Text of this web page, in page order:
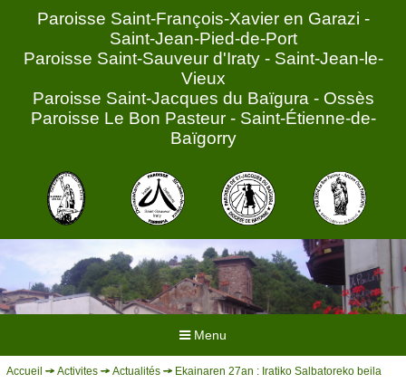
Paroisse Saint-François-Xavier en Garazi -
Saint-Jean-Pied-de-Port
Paroisse Saint-Sauveur d'Iraty - Saint-Jean-le-
Vieux
Paroisse Saint-Jacques du Baïgura - Ossès
Paroisse Le Bon Pasteur - Saint-Étienne-de-
Baïgorry
Menu
ACCUEIL
Accueil Activites Actualités Ekainaren 27an : Iratiko Salbatoreko beila